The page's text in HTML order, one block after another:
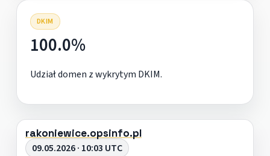
DKIM
100.0%
Udział domen z wykrytym DKIM.
rakoniewice.opsinfo.pl
09.05.2026 · 10:03 UTC